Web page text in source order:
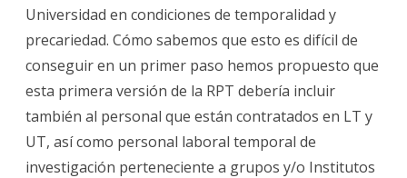
Universidad en condiciones de temporalidad y
precariedad. Cómo sabemos que esto es difícil de
conseguir en un primer paso hemos propuesto que
esta primera versión de la RPT debería incluir
también al personal que están contratados en LT y
UT, así como personal laboral temporal de
investigación perteneciente a grupos y/o Institutos